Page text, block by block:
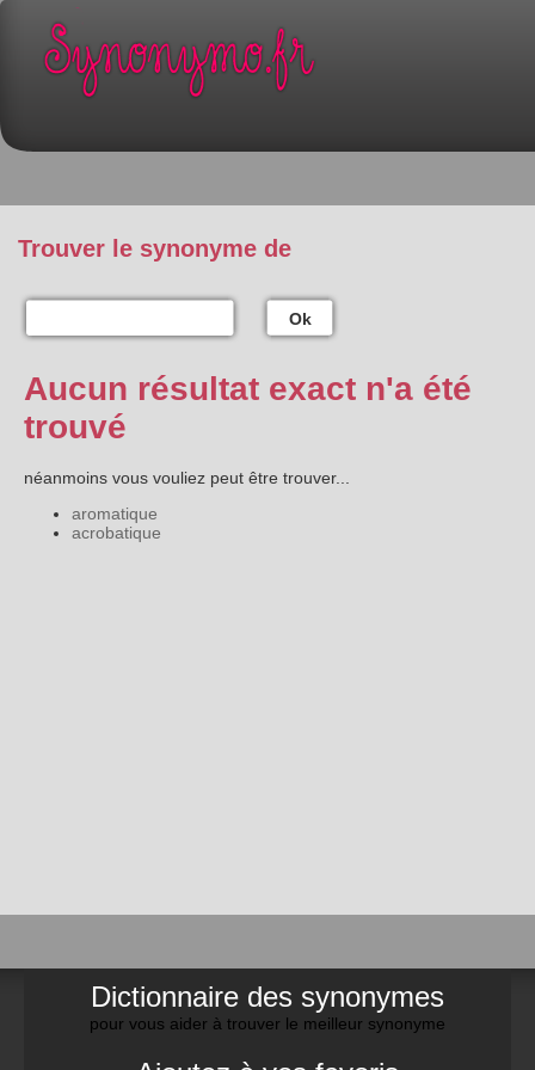
Trouver le synonyme de
Ok
Aucun résultat exact n'a été
trouvé
néanmoins vous vouliez peut être trouver...
aromatique
acrobatique
Dictionnaire des synonymes
pour vous aider à trouver le meilleur synonyme